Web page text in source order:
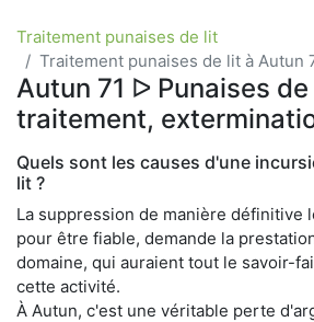
Traitement punaises de lit
Traitement punaises de lit à Autun
Autun 71 ᐅ Punaises de
traitement,
Quels sont les causes d'une
lit ?
La suppression de manière définitive
pour être fiable, demande la
domaine, qui auraient tout le savoir-
cette activité.
À Autun, c'est une véritable perte